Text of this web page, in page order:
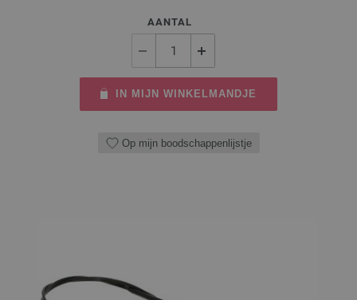
AANTAL
IN MIJN WINKELMANDJE
Op mijn boodschappenlijstje